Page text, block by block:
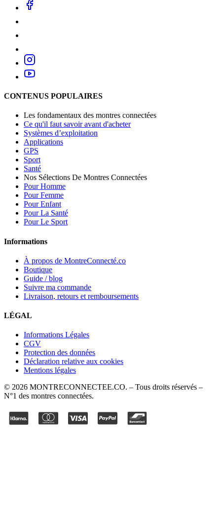
CONTENUS POPULAIRES
Les fondamentaux des montres connectées
Ce qu'il faut savoir avant d'acheter
Systèmes d’exploitation
Applications
GPS
Sport
Santé
Nos Sélections De Montres Connectées
Pour Homme
Pour Femme
Pour Enfant
Pour La Santé
Pour Le Sport
Informations
À propos de MontreConnecté.co
Boutique
Guide / blog
Suivre ma commande
Livraison, retours et remboursements
LÉGAL
Informations Légales
CGV
Protection des données
Déclaration relative aux cookies
Mentions légales
© 2026 MONTRECONNECTEE.CO. – Tous droits réservés –
N°1 des montres connectées.